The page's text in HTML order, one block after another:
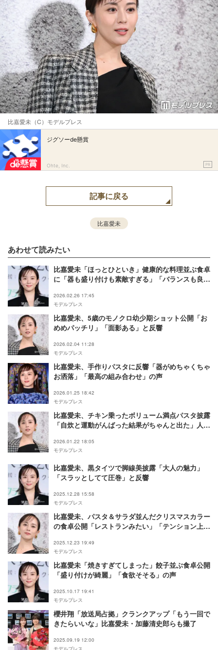
比嘉愛未（C）モデルプレス
ジグソーde懸賞
Ohte, Inc. PR
記事に戻る
比嘉愛未
あわせて読みたい
比嘉愛未「ほっとひといき」健康的な料理並ぶ食卓
に「器も盛り付けも素敵すぎる」「バランスも良く
2026.02.26 17:45
モデルプレス
比嘉愛未、5歳のモノクロ幼少期ショット公開「お
めめパッチリ」「面影ある」と反響
2026.02.04 11:28
モデルプレス
比嘉愛未、手作りパスタに反響「器がめちゃくちゃ
お洒落」「最高の組み合わせ」の声
2026.01.25 18:42
モデルプレス
比嘉愛未、チキン乗ったボリューム満点パスタ披露
「自炊と運動がんばった結果がちゃんと出た」人間
2026.01.22 18:05
モデルプレス
比嘉愛未、黒タイツで脚線美披露「大人の魅力」
「スラッとしてて圧巻」と反響
2025.12.28 15:58
モデルプレス
比嘉愛未、パスタ＆サラダ並んだクリスマスカラー
の食卓公開「レストランみたい」「テンション上が
2025.12.23 19:49
モデルプレス
比嘉愛未「焼きすぎてしまった」餃子並ぶ食卓公開
「盛り付けが綺麗」「食欲そそる」の声
2025.10.17 19:41
モデルプレス
櫻井翔「放送局占拠」クランクアップ「もう一回で
きたらいいな」比嘉愛未・加藤清史郎らも撮了
2025.09.19 12:00
モデルプレス